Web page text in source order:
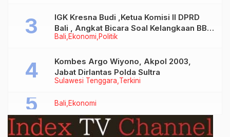
Bali Ekonomi Politik
IGK Kresna Budi ,Ketua Komisi II DPRD
Bali , Angkat Bicara Soal Kelangkaan BBM
Bersubsidi Jenis Solar
Sulawesi Tenggara Terkini
Kombes Argo Wiyono, Akpol 2003,
Jabat Dirlantas Polda Sultra
Bali Ekonomi